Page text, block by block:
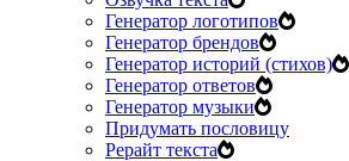
Генератор логотипов
Генератор брендов
Генератор историй (стихов)
Генератор ответов
Генератор музыки
Придумать пословицу
Рерайт текста